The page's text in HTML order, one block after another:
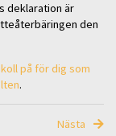
deklaration är
den
på för dig som
.
Nästa